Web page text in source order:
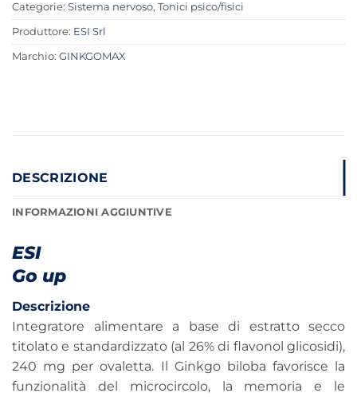
Categorie: Sistema nervoso, Tonici psico/fisici
Produttore: ESI Srl
Marchio: GINKGOMAX
DESCRIZIONE
INFORMAZIONI AGGIUNTIVE
ESI
Go up
Descrizione
Integratore alimentare a base di estratto secco
titolato e standardizzato (al 26% di flavonol glicosidi),
240 mg per ovaletta. Il Ginkgo biloba favorisce la
funzionalità del microcircolo, la memoria e le